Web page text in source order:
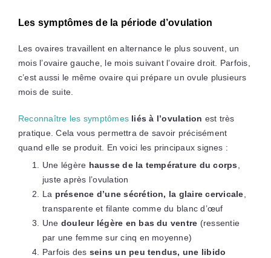
Les symptômes de la période d’ovulation
Les ovaires travaillent en alternance le plus souvent, un
mois l’ovaire gauche, le mois suivant l’ovaire droit. Parfois,
c’est aussi le même ovaire qui prépare un ovule plusieurs
mois de suite.
Reconnaître les symptômesliés à l’ovulation est très
pratique. Cela vous permettra de savoir précisément
quand elle se produit. En voici les principaux signes :
Une légère hausse de la température du corps,
juste après l’ovulation
La présence d’une sécrétion, la glaire cervicale,
transparente et filante comme du blanc d’œuf
Une douleur légère en bas du ventre (ressentie
par une femme sur cinq en moyenne)
Parfois des seins un peu tendus, une libido